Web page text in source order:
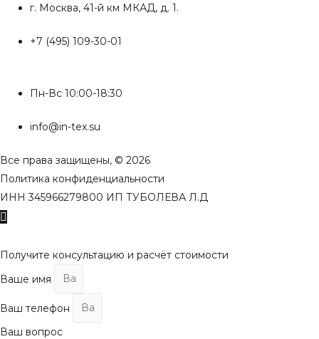
г. Москва, 41-й км МКАД, д. 1.
+7 (495) 109-30-01
Пн-Вс 10:00-18:30
info@in-tex.su
Все права защищены, © 2026
Политика конфиденциальности
ИНН 345966279800 ИП ТУБОЛЕВА Л.Д
Получите консультацию и расчёт стоимости
Ваше имя
Ваш телефон
Ваш вопрос